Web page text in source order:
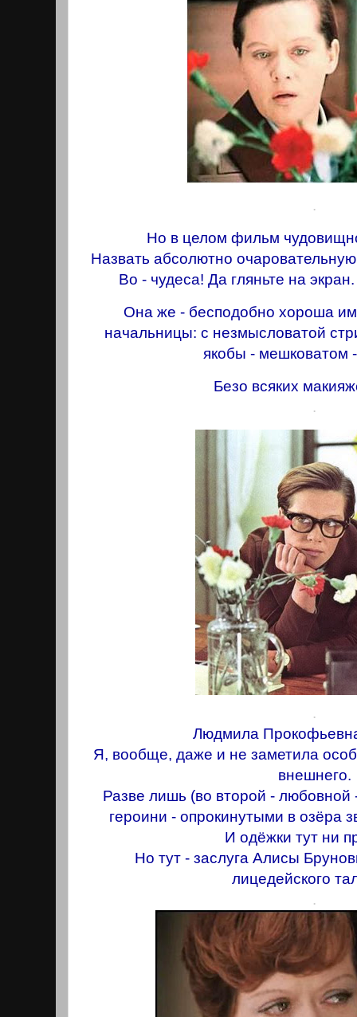
.
Но в целом фильм
Назвать абсолютно
Во - чудеса! Да гляньте на
Она же - бесподобно хороша
начальницы: с незмысловатой
якобы - мешковатом
Безо всяких
.
.
Людмила
Я, вообще, даже и не заметила
внешнего.
Разве лишь (во второй - любовной
героини - опрокинутыми в озёра
И одёжки тут ни
Но тут - заслуга Алисы
лицедейского
.